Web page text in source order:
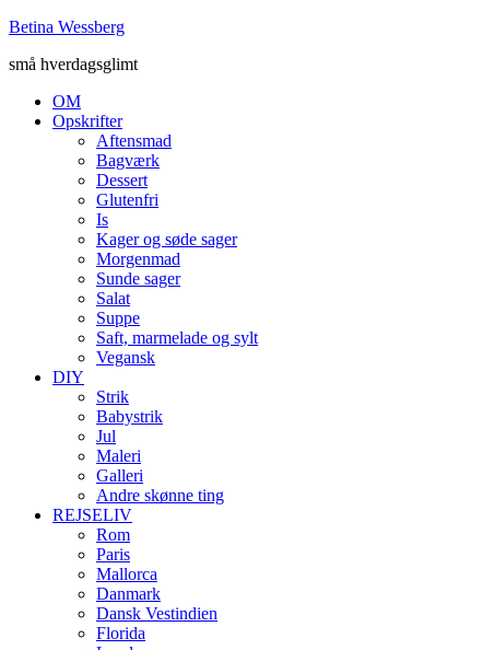
Betina Wessberg
små hverdagsglimt
OM
Opskrifter
Aftensmad
Bagværk
Dessert
Glutenfri
Is
Kager og søde sager
Morgenmad
Sunde sager
Salat
Suppe
Saft, marmelade og sylt
Vegansk
DIY
Strik
Babystrik
Jul
Maleri
Galleri
Andre skønne ting
REJSELIV
Rom
Paris
Mallorca
Danmark
Dansk Vestindien
Florida